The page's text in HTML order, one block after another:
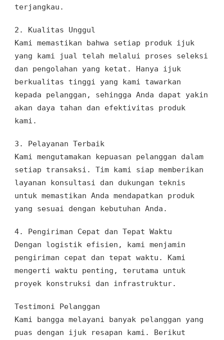
terjangkau.
2.
Kualitas Unggul
Kami memastikan bahwa setiap produk ijuk
yang kami jual telah melalui proses seleksi
dan pengolahan yang ketat. Hanya ijuk
berkualitas tinggi yang kami tawarkan
kepada pelanggan, sehingga Anda dapat yakin
akan daya tahan dan efektivitas produk
kami.
3.
Pelayanan Terbaik
Kami mengutamakan kepuasan pelanggan dalam
setiap transaksi. Tim kami siap memberikan
layanan konsultasi dan dukungan teknis
untuk memastikan Anda mendapatkan produk
yang sesuai dengan kebutuhan Anda.
4.
Pengiriman Cepat dan Tepat Waktu
Dengan logistik efisien, kami menjamin
pengiriman cepat dan tepat waktu. Kami
mengerti waktu penting, terutama untuk
proyek konstruksi dan infrastruktur.
Testimoni Pelanggan
Kami bangga melayani banyak pelanggan yang
puas dengan ijuk resapan kami. Berikut